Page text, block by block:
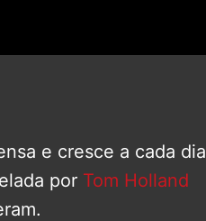
e cresce a cada dia
por Tom Holland